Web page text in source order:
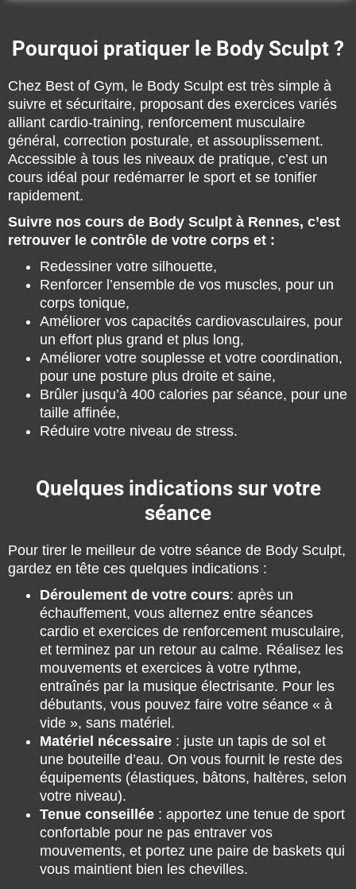
Pourquoi pratiquer le Body Sculpt ?
Chez Best of Gym, le Body Sculpt est très simple à
suivre et sécuritaire, proposant des exercices variés
alliant cardio-training, renforcement musculaire
général, correction posturale, et assouplissement.
Accessible à tous les niveaux de pratique, c’est un
cours idéal pour redémarrer le sport et se tonifier
rapidement.
Suivre nos cours de Body Sculpt à Rennes, c’est
retrouver le contrôle de votre corps et :
Redessiner votre silhouette,
Renforcer l’ensemble de vos muscles, pour un
corps tonique,
Améliorer vos capacités cardiovasculaires, pour
un effort plus grand et plus long,
Améliorer votre souplesse et votre coordination,
pour une posture plus droite et saine,
Brûler jusqu’à 400 calories par séance, pour une
taille affinée,
Réduire votre niveau de stress.
Quelques indications sur votre
séance
Pour tirer le meilleur de votre séance de Body Sculpt,
gardez en tête ces quelques indications :
Déroulement de votre cours: après un
échauffement, vous alternez entre séances
cardio et exercices de renforcement musculaire,
et terminez par un retour au calme. Réalisez les
mouvements et exercices à votre rythme,
entraînés par la musique électrisante. Pour les
débutants, vous pouvez faire votre séance « à
vide », sans matériel.
Matériel nécessaire : juste un tapis de sol et
une bouteille d’eau. On vous fournit le reste des
équipements (élastiques, bâtons, haltères, selon
votre niveau).
Tenue conseillée : apportez une tenue de sport
confortable pour ne pas entraver vos
mouvements, et portez une paire de baskets qui
vous maintient bien les chevilles.